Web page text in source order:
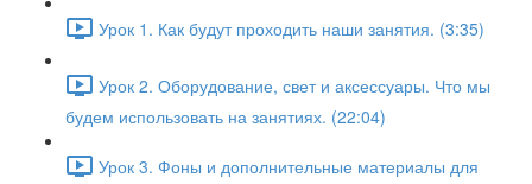
Урок 1. Как будут проходить наши занятия. (3:35)
Урок 2. Оборудование, свет и аксессуары. Что мы
будем использовать на занятиях. (22:04)
Урок 3. Фоны и дополнительные материалы для